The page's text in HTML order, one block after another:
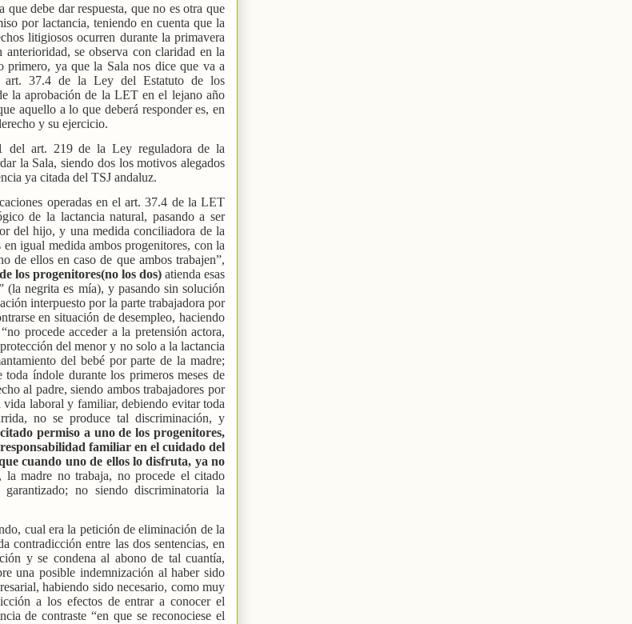
debe dar respuesta, que no es otra que
por lactancia, teniendo en cuenta que la
litigiosos ocurren durante la primavera
se observa con claridad en la
primero, ya que la Sala nos dice que va a
art. 37.4 de la Ley del Estatuto de los
la aprobación de la LET en el lejano año
aquello a lo que deberá responder es, en
y su ejercicio.
del art. 219 de la Ley reguladora de la
la Sala, siendo dos los motivos alegados
ya citada del TSJ andaluz.
operadas en el art. 37.4 de la LET
de la lactancia natural, pasando a ser
del hijo, y una medida conciliadora de la
igual medida ambos progenitores, con la
de ellos en caso de que ambos trabajen”,
los progenitores(no los dos)atienda esas
(la negrita es mía), y pasando sin solución
interpuesto por la parte trabajadora por
en situación de desempleo, haciendo
procede acceder a la pretensión actora,
del menor y no solo a la lactancia
del bebé por parte de la madre;
índole durante los primeros meses de
al padre, siendo ambos trabajadores por
laboral y familiar, debiendo evitar toda
no se produce tal discriminación, y
permiso a uno de los progenitores,
familiar en el cuidado del
cuando uno de ellos lo disfruta, ya no
madre no trabaja, no procede el citado
no siendo discriminatoria la
cual era la petición de eliminación de la
contradicción entre las dos sentencias, en
y se condena al abono de tal cuantía,
una posible indemnización al haber sido
habiendo sido necesario, como muy
a los efectos de entrar a conocer el
de contraste “en que se reconociese el